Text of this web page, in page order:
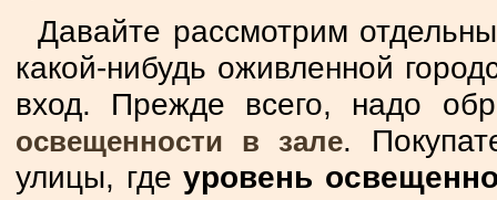
Давайте рассмотрим
какой-нибудь оживленной
вход. Прежде всего, надо
освещенности в зале.
улицы, гдеуровень